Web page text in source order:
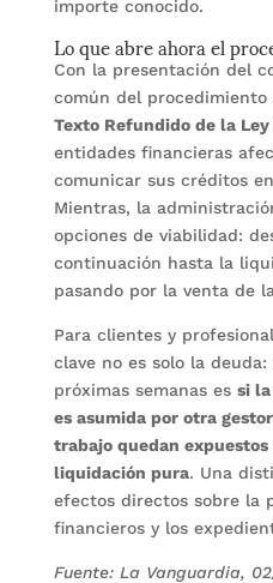
importe conocido.
Lo que abre ahora el
Con la presentación del
común del
Texto Refundido de la
entidades financieras
comunicar sus créditos
Mientras, la
opciones de viabilidad:
continuación hasta la
pasando por la venta de
Para clientes y
clave no es solo la
próximas semanas es si
es asumida por otra
trabajo quedan expuestos
liquidación pura. Una
efectos directos sobre la
financieros y los
Fuente: La Vanguardia,